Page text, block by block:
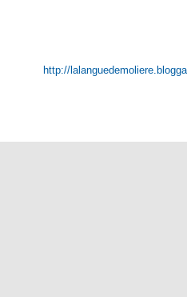
http://